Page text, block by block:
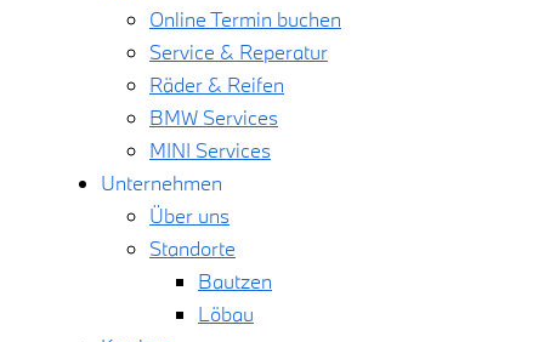
Online Termin buchen
Service & Reperatur
Räder & Reifen
BMW Services
MINI Services
Unternehmen
Über uns
Standorte
Bautzen
Löbau